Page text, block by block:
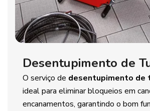
Desentupimento de
O serviço de desentupimento de
ideal para eliminar bloqueios em
encanamentos, garantindo o bom